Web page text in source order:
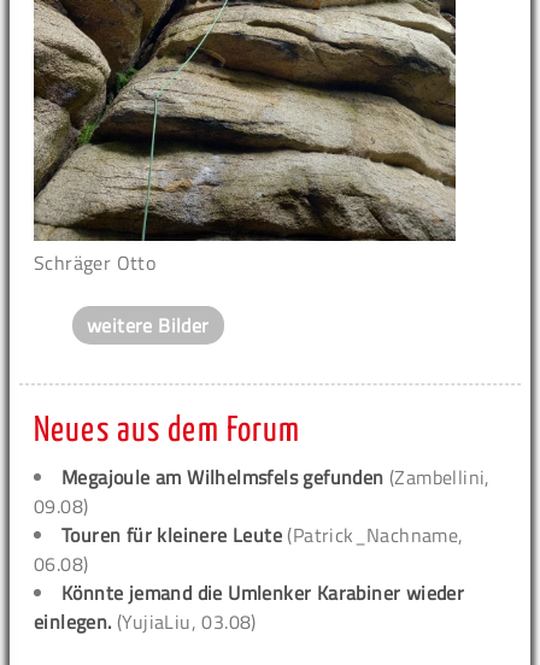
Schräger Otto
weitere Bilder
Neues aus dem Forum
Megajoule am Wilhelmsfels gefunden (Zambellini,
09.08)
Touren für kleinere Leute (Patrick_Nachname,
06.08)
Könnte jemand die Umlenker Karabiner wieder
einlegen. (YujiaLiu, 03.08)